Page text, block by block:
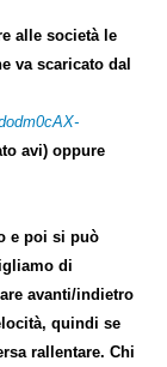
alle società le
va scaricato dal
oppure
e poi si può
di
avanti/indietro
quindi se
rallentare. Chi